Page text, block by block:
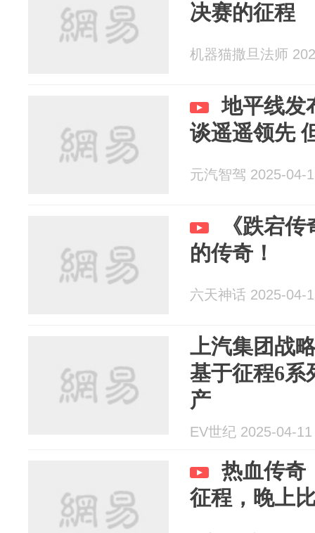
决赛的征程
机器猫撒旦法师
地平线发
谈遥遥领先
元汽智驾 2025-04-
《跌宕
的传奇！
六天神话 2025-04-
上汽集团战
基于征程6系
产
EV世纪 2025-04-11
热血传奇
征程，晚上